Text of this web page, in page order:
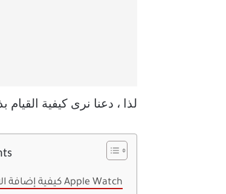
لذا ، دعنا نرى كيفية القيام
كيفية إضافة الاختصارات إلى Apple Watch